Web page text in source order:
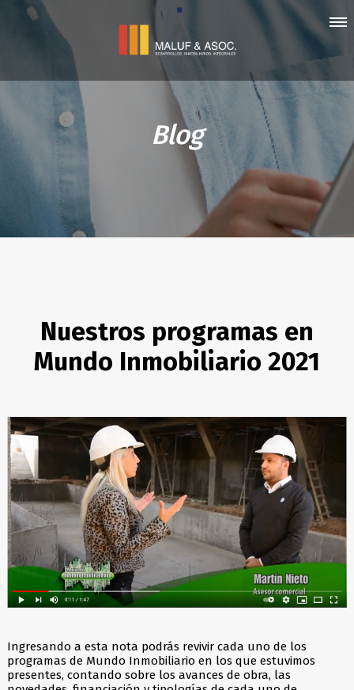
Blog
Nuestros programas en
Mundo Inmobiliario 2021
Ingresando a esta nota podrás revivir cada uno de los
programas de Mundo Inmobiliario en los que estuvimos
presentes, contando sobre los avances de obra, las